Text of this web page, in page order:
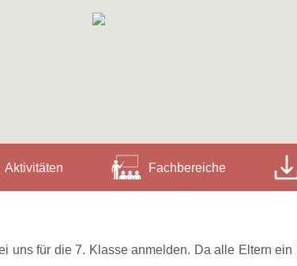
Aktivitäten Fachbereiche
uns für die 7. Klasse anmelden. Da alle Eltern